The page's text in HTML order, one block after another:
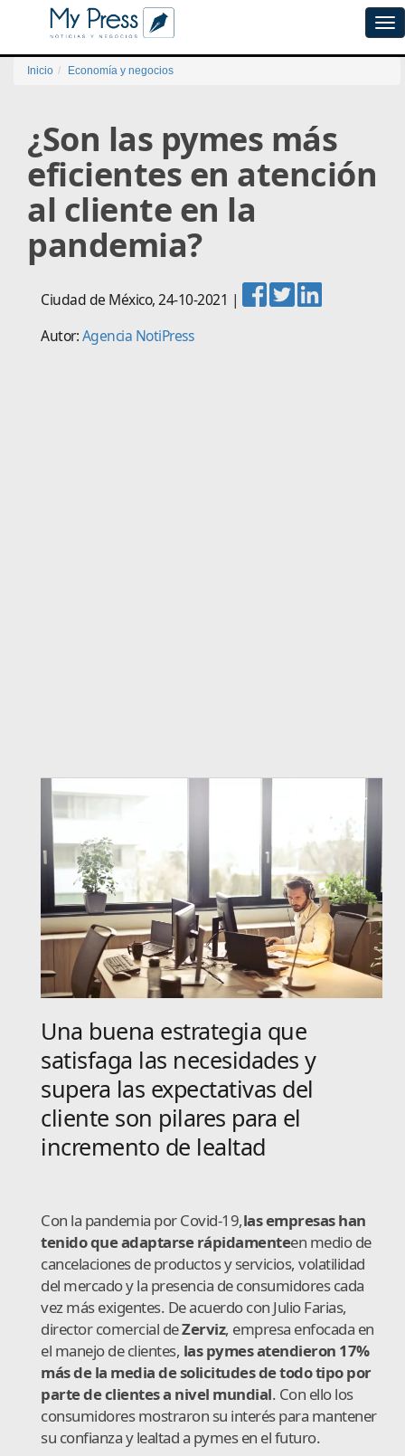
Inicio Economía y negocios
¿Son las pymes más
eficientes en atención
al cliente en la
pandemia?
Ciudad de México,24-10-2021 |
Autor:Agencia NotiPress
Una buena estrategia que
satisfaga las necesidades y
supera las expectativas del
cliente son pilares para el
incremento de lealtad
Con la pandemia por Covid-19,las empresas han
tenido que adaptarse rápidamenteen medio de
cancelaciones de productos y servicios, volatilidad
del mercado y la presencia de consumidores cada
vez más exigentes. De acuerdo con Julio Farias,
director comercial deZerviz, empresa enfocada en
el manejo de clientes, las pymes atendieron 17%
más de la media de solicitudes de todo tipo por
parte de clientes a nivel mundial. Con ello los
consumidores mostraron su interés para mantener
su confianza y lealtad a pymes en el futuro.